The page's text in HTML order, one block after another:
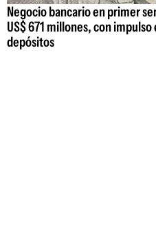
Negocio bancario en primer
US$ 671 millones, con
depósitos